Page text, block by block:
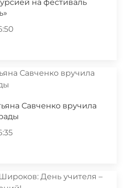
на фестиваль
Савченко вручила